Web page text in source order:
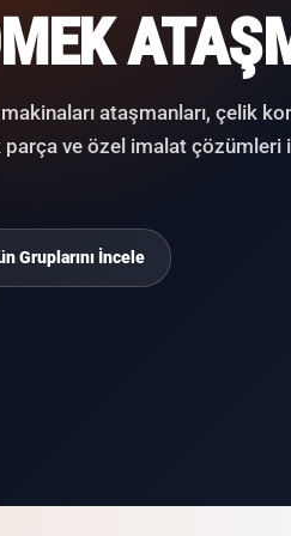
ataşmanları, çelik
parça ve özel imalat çözümleri
Gruplarını İncele